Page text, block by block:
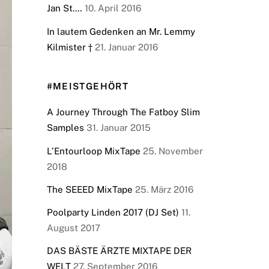
Jan St.… 10. April 2016
In lautem Gedenken an Mr. Lemmy
Kilmister †21. Januar 2016
#MEISTGEHÖRT
A Journey Through The Fatboy Slim
Samples 31. Januar 2015
L’Entourloop MixTape 25. November
2018
The SEEED MixTape 25. März 2016
Poolparty Linden 2017 (DJ Set) 11.
August 2017
DAS BÄSTE ÄRZTE MIXTAPE DER
WELT27. September 2016